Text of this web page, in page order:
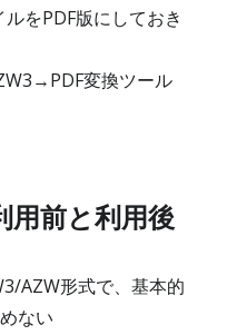
をPDF版にしておき
変換ツール
用前と利用後
AZW形式で、基本的
ない